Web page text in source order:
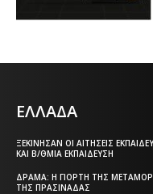
ΕΛΛΑΔΑ
ΞΕΚΊΝΗΣΑΝ ΟΙ ΑΙΤΉΣΕΙΣ
ΚΑΙ Β/ΘΜΙΑ ΕΚΠΑΊΔΕΥΣΗ
ΔΡΆΜΑ: Η ΓΙΟΡΤΉ ΤΗΣ
ΤΗΣ ΠΡΑΣΙΝΆΔΑΣ